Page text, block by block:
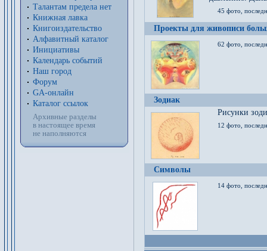
Талантам предела нет
Книжная лавка
Книгоиздательство
Алфавитный каталог
Инициативы
Календарь событий
Наш город
Форум
GA-онлайн
Каталог ссылок
Архивные разделы
в настоящее время
не наполняются
45 фото,
Проекты для живописи
62 фото,
Зодиак
Рисунки
12 фото,
Символы
14 фото,